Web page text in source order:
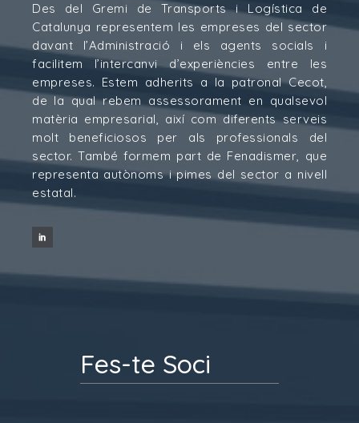
Des del Gremi de Transports i Logística de
Catalunya representem les empreses del sector
davant l’Administració i els agents socials i
facilitem l’intercanvi d’experiències entre les
empreses. Estem adherits a la patronal Cecot,
de la qual rebem assessorament en qualsevol
matèria empresarial, així com diferents serveis
molt beneficiosos per als professionals del
sector. També formem part de Fenadismer, que
representa autònoms i pimes del sector a nivell
estatal.
Fes-te Soci